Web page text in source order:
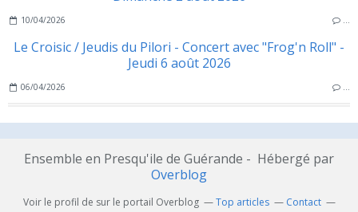
10/04/2026 …
Le Croisic / Jeudis du Pilori - Concert avec "Frog'n Roll" -
Jeudi 6 août 2026
06/04/2026 …
Ensemble en Presqu'ile de Guérande - Hébergé par
Overblog
Voir le profil de sur le portail Overblog Top articles
Contact